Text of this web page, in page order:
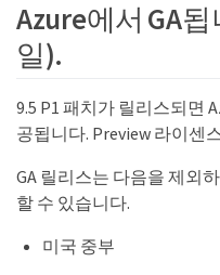
Azure에서 GA
일).
9.5 P1 패치가 릴리스되면
공됩니다. Preview 라이센
GA 릴리스는 다음을 제외
할 수 있습니다.
미국 중부